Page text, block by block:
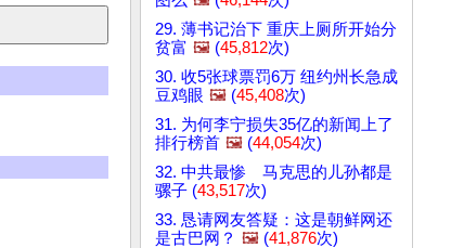
29. 薄书记治下 重庆上厕所开始分
贫富 🖼️ (45,812次)
30. 收5张球票罚6万 纽约州长急成
豆鸡眼 🖼️ (45,408次)
31. 为何李宁损失35亿的新闻上了
排行榜首 🖼️ (44,054次)
32. 中共最惨 马克思的儿孙都是
骡子 (43,517次)
33. 恳请网友答疑：这是朝鲜网还
是古巴网？ 🖼️ (41,876次)